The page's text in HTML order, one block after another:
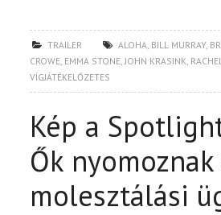
TRAILER ALOHA BILL MURRAY,
CROWE EMMA STONE JOHN KRASINK
VÍGJÁTÉKELŐZETES
Kép a
Ők nyomoznak
molesztálási